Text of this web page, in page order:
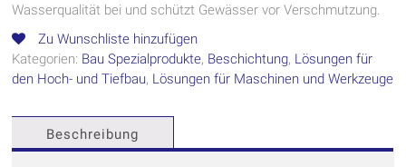
Wasserqualität bei und schützt Gewässer vor Verschmutzung.
Zu Wunschliste hinzufügen
Kategorien: Bau Spezialprodukte, Beschichtung, Lösungen für
den Hoch- und Tiefbau, Lösungen für Maschinen und Werkzeuge
Beschreibung